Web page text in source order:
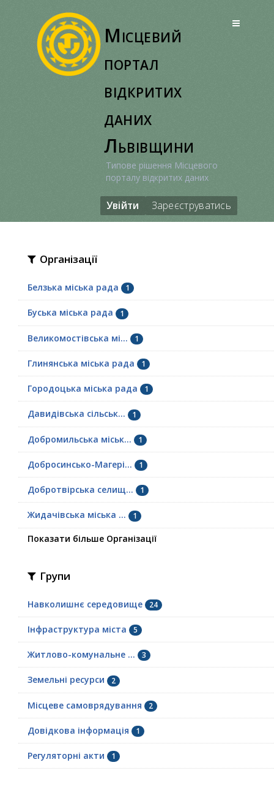
Місцевий
портал
відкритих
даних
Львівщини
Типове рішення Місцевого
порталу відкритих даних
Увійти Зареєструватись
Організації
Белзька міська рада 1
Буська міська рада 1
Великомостівська мі... 1
Глинянська міська рада 1
Городоцька міська рада 1
Давидівська сільськ... 1
Добромильська міськ... 1
Добросинсько-Магері... 1
Добротвірська селищ... 1
Жидачівська міська ... 1
Показати більше Організації
Групи
Навколишнє середовище 24
Інфраструктура міста 5
Житлово-комунальне ... 3
Земельні ресурси 2
Місцеве самоврядування 2
Довідкова інформація 1
Регуляторні акти 1